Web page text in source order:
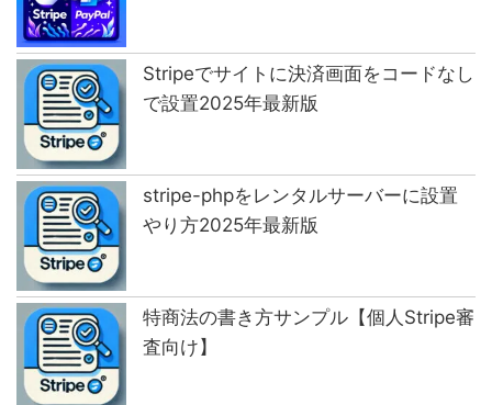
Stripeでサイトに決済画面をコードなし
で設置2025年最新版
stripe-phpをレンタルサーバーに設置
やり方2025年最新版
特商法の書き方サンプル【個人Stripe審
査向け】